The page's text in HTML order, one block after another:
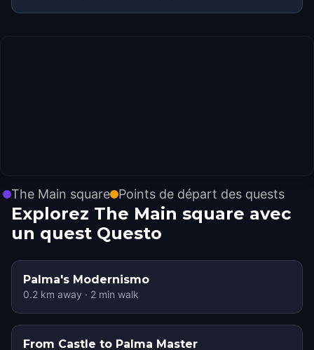
The Main square Points de départ des quests
Explorez The Main square avec
un quest Questo
Palma's Modernismo
0.2 km away · 2 min walk
From Castle to Palma Master